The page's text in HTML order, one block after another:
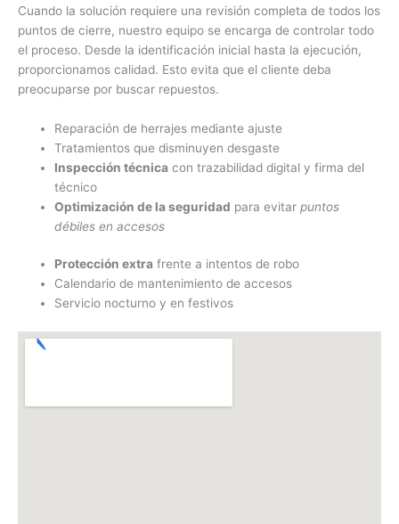
Cuando la solución requiere una revisión completa de todos los
puntos de cierre, nuestro equipo se encarga de controlar todo
el proceso. Desde la identificación inicial hasta la ejecución,
proporcionamos calidad. Esto evita que el cliente deba
preocuparse por buscar repuestos.
Reparación de herrajes mediante ajuste
Tratamientos que disminuyen desgaste
Inspección técnica con trazabilidad digital y firma del
técnico
Optimización de la seguridad para evitarpuntos
débiles en accesos
Protección extra frente a intentos de robo
Calendario de mantenimiento de accesos
Servicio nocturno y en festivos